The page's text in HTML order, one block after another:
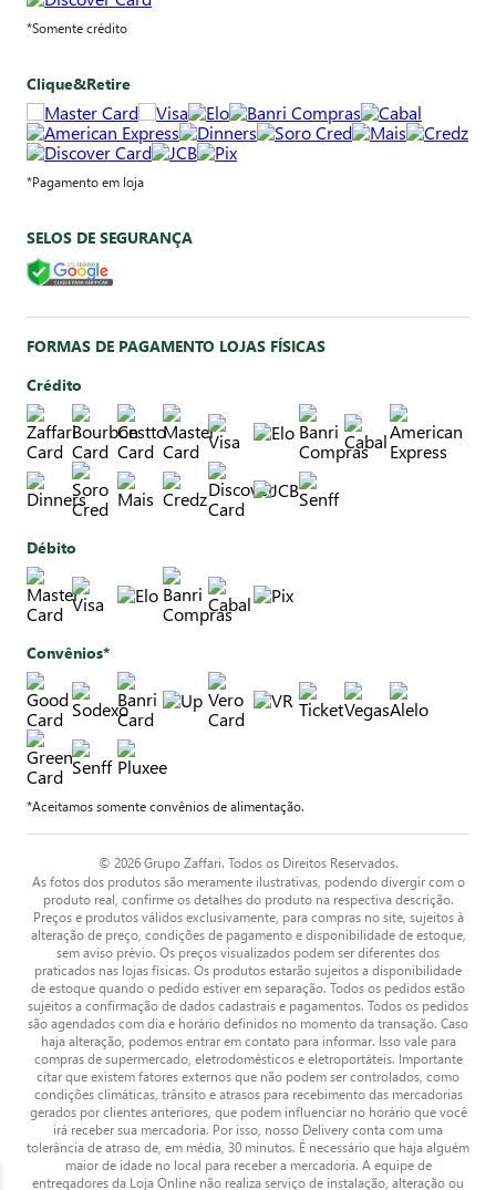
*Somente crédito
Clique&Retire
*Pagamento em loja
SELOS DE SEGURANÇA
FORMAS DE PAGAMENTO LOJAS FÍSICAS
Crédito
Débito
Convênios*
*Aceitamos somente convênios de alimentação.
© 2026 Grupo Zaffari. Todos os Direitos Reservados.
As fotos dos produtos são meramente ilustrativas, podendo divergir com o
produto real, confirme os detalhes do produto na respectiva descrição.
Preços e produtos válidos exclusivamente, para compras no site, sujeitos à
alteração de preço, condições de pagamento e disponibilidade de estoque,
sem aviso prévio. Os preços visualizados podem ser diferentes dos
praticados nas lojas físicas. Os produtos estarão sujeitos a disponibilidade
de estoque quando o pedido estiver em separação. Todos os pedidos estão
sujeitos a confirmação de dados cadastrais e pagamentos. Todos os pedidos
são agendados com dia e horário definidos no momento da transação. Caso
haja alteração, podemos entrar em contato para informar. Isso vale para
compras de supermercado, eletrodomésticos e eletroportáteis. Importante
citar que existem fatores externos que não podem ser controlados, como
condições climáticas, trânsito e atrasos para recebimento das mercadorias
gerados por clientes anteriores, que podem influenciar no horário que você
irá receber sua mercadoria. Por isso, nosso Delivery conta com uma
tolerância de atraso de, em média, 30 minutos. É necessário que haja alguém
maior de idade no local para receber a mercadoria. A equipe de
entregadores da Loja Online não realiza serviço de instalação, alteração ou